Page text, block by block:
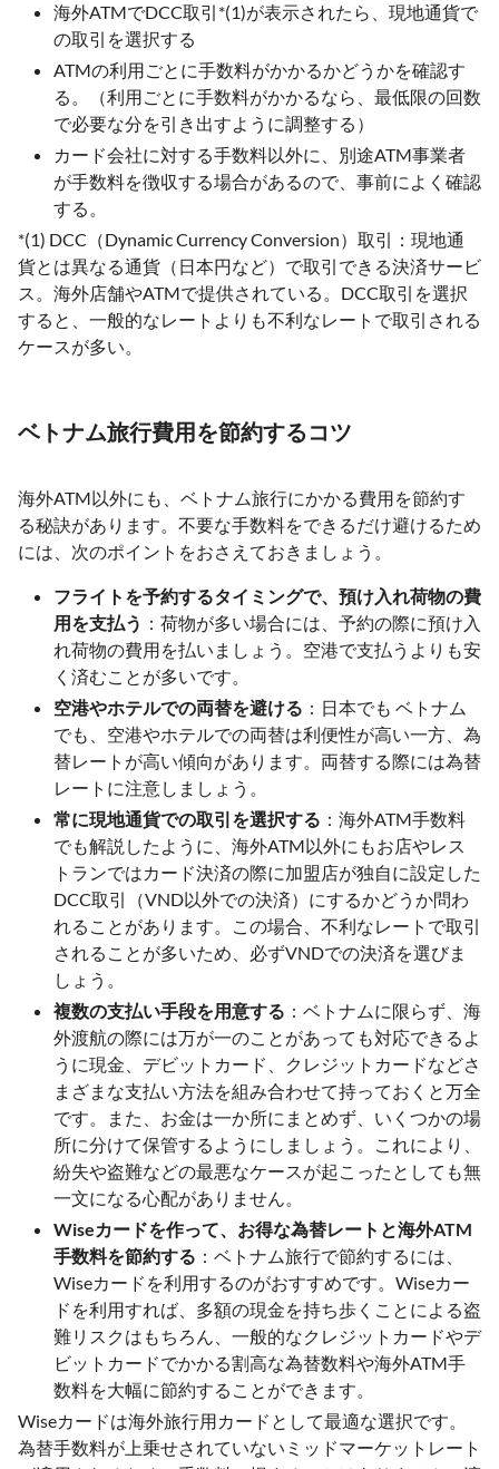
海外ATMでDCC取引*(1)が表示されたら、現地通貨で
の取引を選択する
ATMの利用ごとに手数料がかかるかどうかを確認す
る。（利用ごとに手数料がかかるなら、最低限の回数
で必要な分を引き出すように調整する）
カード会社に対する手数料以外に、別途ATM事業者
が手数料を徴収する場合があるので、事前によく確認
する。
*(1) DCC（Dynamic Currency Conversion）取引：現地通
貨とは異なる通貨（日本円など）で取引できる決済サービ
ス。海外店舗やATMで提供されている。DCC取引を選択
すると、一般的なレートよりも不利なレートで取引される
ケースが多い。
ベトナム旅行費用を節約するコツ
海外ATM以外にも、ベトナム旅行にかかる費用を節約す
る秘訣があります。不要な手数料をできるだけ避けるため
には、次のポイントをおさえておきましょう。
フライトを予約するタイミングで、預け入れ荷物の費
用を支払う ：荷物が多い場合には、予約の際に預け入
れ荷物の費用を払いましょう。空港で支払うよりも安
く済むことが多いです。
空港やホテルでの両替を避ける ：日本でも ベトナム
でも、空港やホテルでの両替は利便性が高い一方、為
替レートが高い傾向があります。両替する際には為替
レートに注意しましょう。
常に現地通貨での取引を選択する ：海外ATM手数料
でも解説したように、海外ATM以外にもお店やレス
トランではカード決済の際に加盟店が独自に設定した
DCC取引（VND以外での決済）にするかどうか問わ
れることがあります。この場合、不利なレートで取引
されることが多いため、必ずVNDでの決済を選びま
しょう。
複数の支払い手段を用意する ：ベトナムに限らず、海
外渡航の際には万が一のことがあっても対応できるよ
うに現金、デビットカード、クレジットカードなどさ
まざまな支払い方法を組み合わせて持っておくと万全
です。また、お金は一か所にまとめず、いくつかの場
所に分けて保管するようにしましょう。これにより、
紛失や盗難などの最悪なケースが起こったとしても無
一文になる心配がありません。
Wiseカードを作って、お得な為替レートと海外ATM
手数料を節約する ：ベトナム旅行で節約するには、
Wiseカードを利用するのがおすすめです。Wiseカー
ドを利用すれば、多額の現金を持ち歩くことによる盗
難リスクはもちろん、一般的なクレジットカードやデ
ビットカードでかかる割高な為替数料や海外ATM手
数料を大幅に節約することができます。
Wiseカードは海外旅行用カードとして最適な選択です。
為替手数料が上乗せされていないミッドマーケットレート